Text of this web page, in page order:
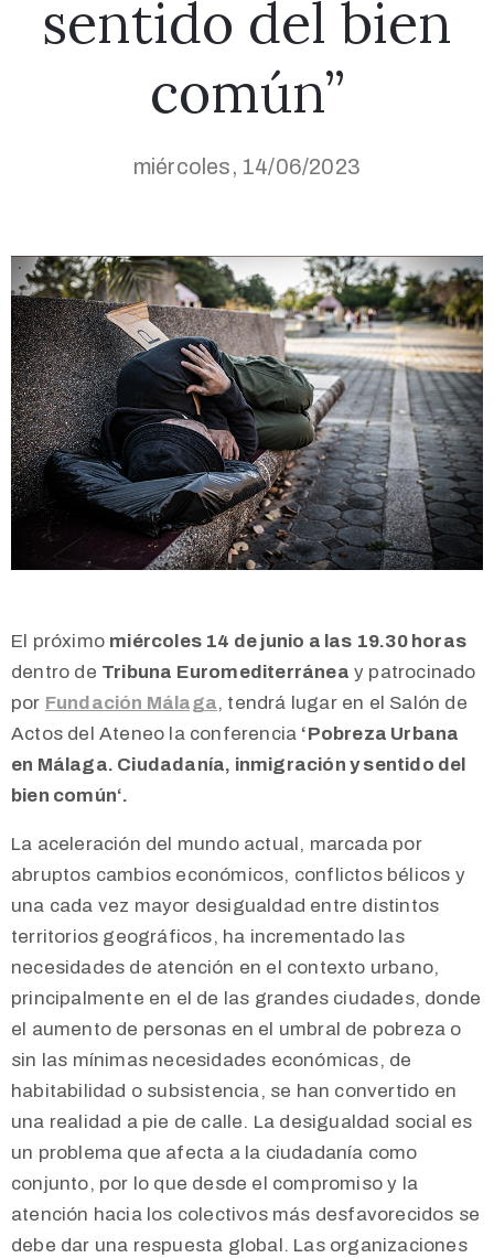
sentido del bien
común”
miércoles, 14/06/2023
El próximo miércoles 14 de junio a las 19.30 horas
dentro de Tribuna Euromediterránea y patrocinado
por Fundación Málaga, tendrá lugar en el Salón de
Actos del Ateneo la conferencia ‘Pobreza Urbana
en Málaga. Ciudadanía, inmigración y sentido del
bien común‘.
La aceleración del mundo actual, marcada por
abruptos cambios económicos, conflictos bélicos y
una cada vez mayor desigualdad entre distintos
territorios geográficos, ha incrementado las
necesidades de atención en el contexto urbano,
principalmente en el de las grandes ciudades, donde
el aumento de personas en el umbral de pobreza o
sin las mínimas necesidades económicas, de
habitabilidad o subsistencia, se han convertido en
una realidad a pie de calle. La desigualdad social es
un problema que afecta a la ciudadanía como
conjunto, por lo que desde el compromiso y la
atención hacia los colectivos más desfavorecidos se
debe dar una respuesta global. Las organizaciones